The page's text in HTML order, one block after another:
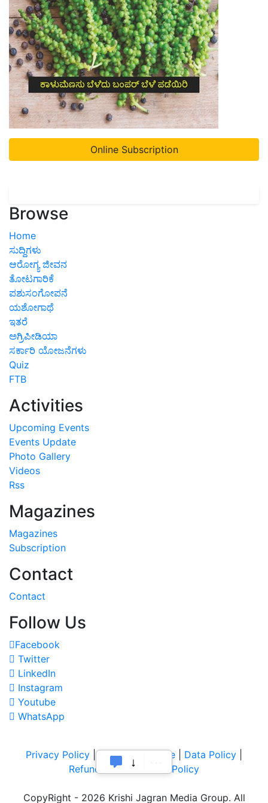
Online Subscription
Browse
Home
ಸುದ್ದಿಗಳು
ಆರೋಗ್ಯ ಜೀವನ
ತೋಟಗಾರಿಕೆ
ಪಶುಸಂಗೋಪನೆ
ಯಶೋಗಾಥೆ
ಇತರೆ
ಅಗ್ರಿಪೀಡಿಯಾ
ಸರ್ಕಾರಿ ಯೋಜನೆಗಳು
Quiz
FTB
Activities
Upcoming Events
Events Update
Photo Gallery
Videos
Rss
Magazines
Magazines
Subscription
Contact
Contact
Follow Us
Facebook
Twitter
LinkedIn
Instagram
Youtube
WhatsApp
Privacy Policy |Terms of Service Data Policy
Refund & Cancellation Policy
CopyRight - 2026 Krishi Jagran Media Group. All